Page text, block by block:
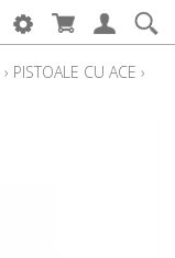
› PISTOALE CU ACE ›